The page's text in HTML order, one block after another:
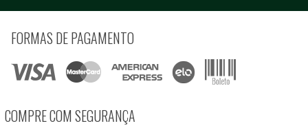
FORMAS DE PAGAMENTO
COMPRE COM SEGURANÇA